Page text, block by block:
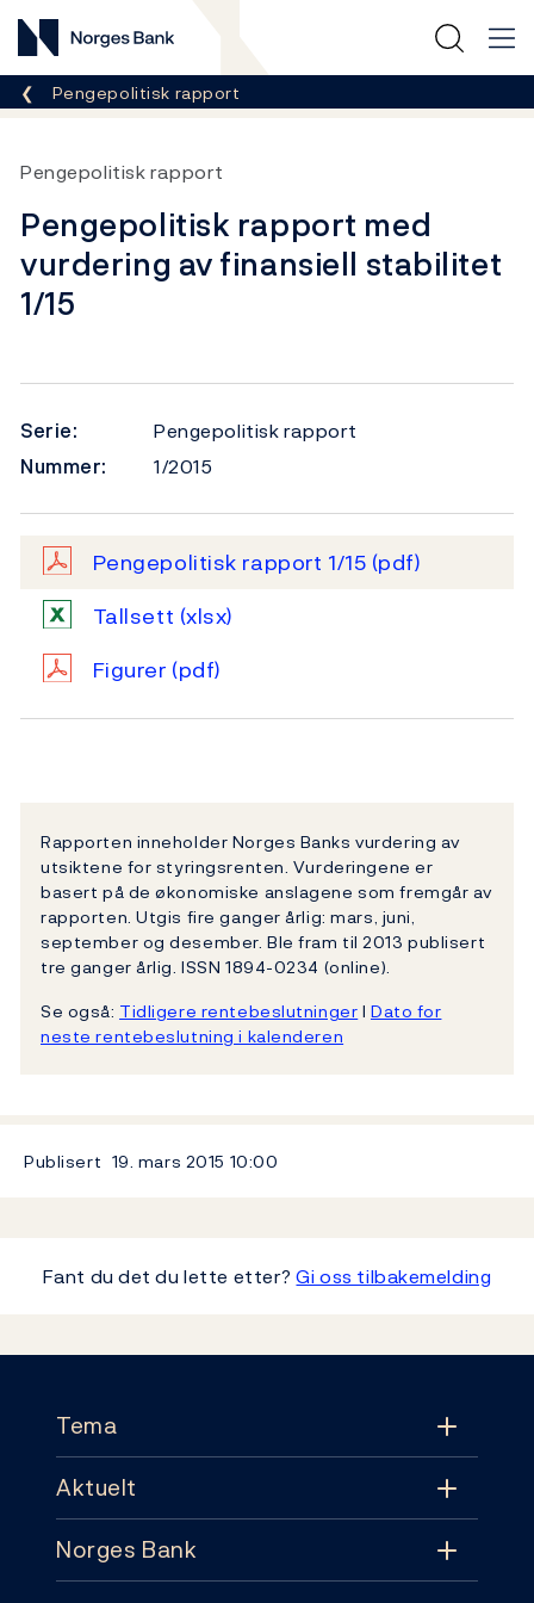
Norges Bank
Her er du nå:
Pengepolitisk rapport
Pengepolitisk rapport
Pengepolitisk rapport med
vurdering av finansiell stabilitet
1/15
Serie:
Pengepolitisk rapport
Nummer:
1/2015
Pengepolitisk rapport 1/15 (pdf)
Tallsett (xlsx)
Figurer (pdf)
Rapporten inneholder Norges Banks vurdering av
utsiktene for styringsrenten. Vurderingene er
basert på de økonomiske anslagene som fremgår av
rapporten. Utgis fire ganger årlig: mars, juni,
september og desember. Ble fram til 2013 publisert
tre ganger årlig. ISSN 1894-0234 (online).
Se også: Tidligere rentebeslutningerl Dato for
neste rentebeslutning i kalenderen
Publisert 19. mars 2015 10:00
Fant du det du lette etter?Gi oss tilbakemelding
Tema
Tema
Pengepolitikk
Aktuelt
Aktuelt
Norges Bank